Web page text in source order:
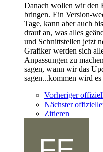
Danach wollen wir den
bringen. Ein Version-
Tage, kann aber auch
drauf an, was alles
und Schnittstellen jetzt
Grafiker werden sich
Anpassungen zu
sagen, wann wir das
sagen...kommen wird
Vorheriger
Nächster
Zitieren